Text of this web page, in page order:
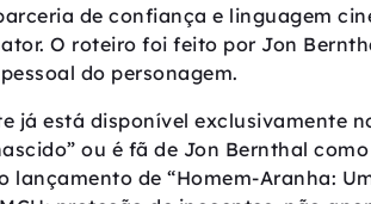
de confiança e linguagem
O roteiro foi feito por Jon
do personagem.
já está disponível exclusivamente
ou é fã de Jon Bernthal
de “Homem-Aranha: